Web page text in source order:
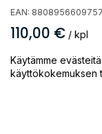
EAN: 8808956609757
110,00 € / kpl
Toimittajilla
Käytämme
käyttökokemuksen